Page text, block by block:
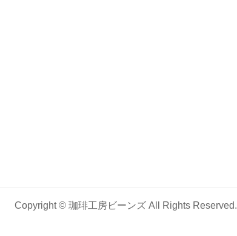
Copyright © 珈琲工房ビーンズAll Rights Reserved.